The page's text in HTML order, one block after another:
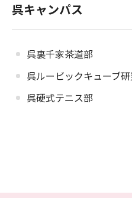
呉キャンパス
呉裏千家茶道部
呉ルービックキューブ
呉硬式テニス部